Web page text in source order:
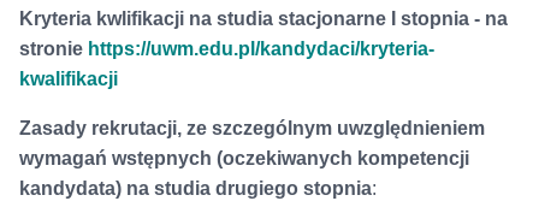
Kryteria kwlifikacji na studia stacjonarne I stopnia - na
stronie https://uwm.edu.pl/kandydaci/kryteria-
kwalifikacji
Zasady rekrutacji, ze szczególnym uwzględnieniem
wymagań wstępnych (oczekiwanych kompetencji
kandydata) na studia drugiego stopnia: